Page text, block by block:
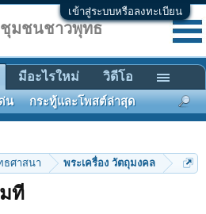
เข้าสู่ระบบหรือลงทะเบียน
ธศาสนา พระเครื่อง วัตถุมงคล
ที
ชุมชนชาวพุทธ
น กระทู้และโพสต์ล่าสุด
มีอะไรใหม่ วิดีโอ